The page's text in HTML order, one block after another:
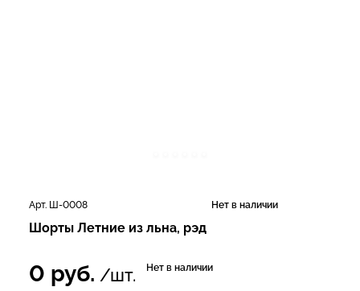
Арт. Ш-0008 Нет в наличии
Шорты Летние из льна, рэд
0 руб. /шт. Нет в наличии